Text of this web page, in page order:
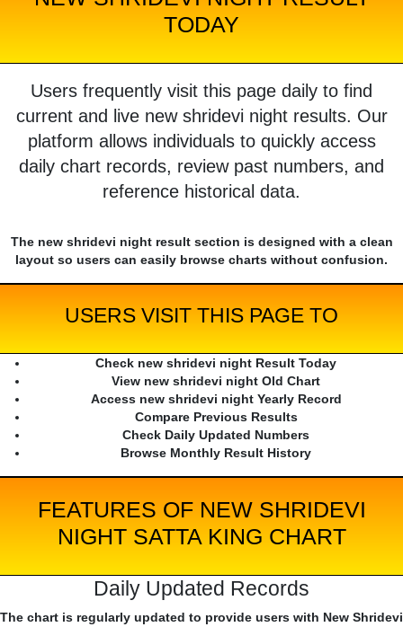
TODAY
Users frequently visit this page daily to find
current and live new shridevi night results. Our
platform allows individuals to quickly access
daily chart records, review past numbers, and
reference historical data.
The new shridevi night result section is designed with a clean
layout so users can easily browse charts without confusion.
USERS VISIT THIS PAGE TO
Check new shridevi night Result Today
View new shridevi night Old Chart
Access new shridevi night Yearly Record
Compare Previous Results
Check Daily Updated Numbers
Browse Monthly Result History
FEATURES OF NEW SHRIDEVI
NIGHT SATTA KING CHART
Daily Updated Records
The chart is regularly updated to provide users with New Shridevi